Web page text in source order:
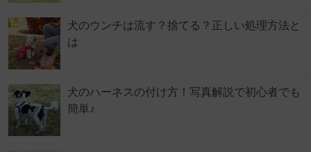
犬のウンチは流す？捨てる？正しい処理方法と
は
犬のハーネスの付け方！写真解説で初心者でも
簡単♪